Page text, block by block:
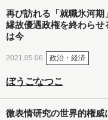
再び訪れる「就職氷河期
縁故優遇政権を終わらせ
は今
2021.05.06 政治・経済
ぼうごなつこ
微表情研究の世界的権威